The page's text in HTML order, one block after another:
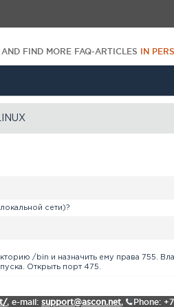
FIND MORE FAQ-ARTICLES IN
сети)?
/bin и назначить ему права 755.
Открыть порт 475.
, e-mail: support@ascon.net, Phone: